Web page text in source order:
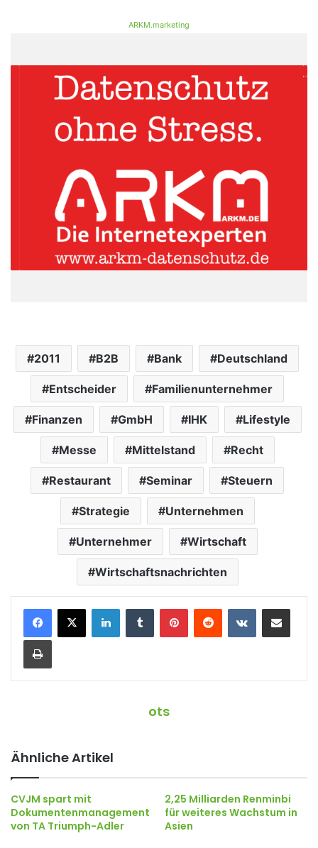
ARKM.marketing
2011 B2B Bank Deutschland
Entscheider Familienunternehmer
Finanzen GmbH IHK Lifestyle
Messe Mittelstand Recht
Restaurant Seminar Steuern
Strategie Unternehmen
Unternehmer Wirtschaft
Wirtschaftsnachrichten
ots
Ähnliche Artikel
CVJM spart mit
Dokumentenmanagement
von TA Triumph-Adler
2,25 Milliarden Renminbi
für weiteres Wachstum in
Asien